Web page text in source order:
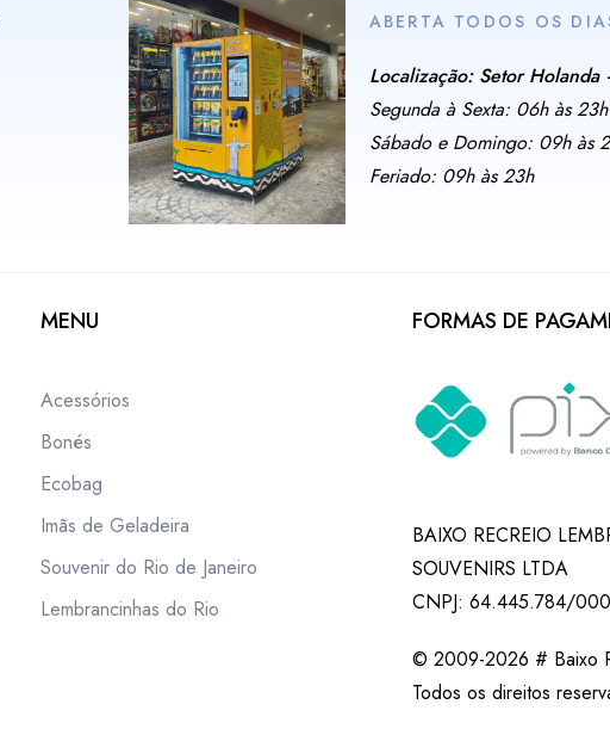
ABERTA TODOS OS
Localização: Setor Holanda
Segunda à Sexta: 06h às 23h
Sábado e Domingo: 09h às
Feriado: 09h às 23h
MENU
Acessórios
Bonés
Ecobag
Imãs de Geladeira
Souvenir do Rio de Janeiro
Lembrancinhas do Rio
FORMAS DE
BAIXO RECREIO
SOUVENIRS LTDA
CNPJ: 64.445.784/
© 2009-2026 # Baixo
Todos os direitos